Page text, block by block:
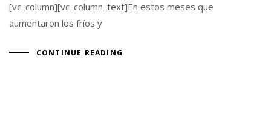
[vc_column][vc_column_text]En estos meses que
aumentaron los fríos y
CONTINUE READING